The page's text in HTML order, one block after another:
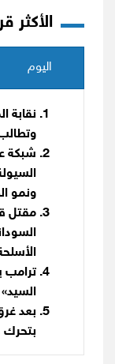
الأكثر
اليوم
نقابة
شبكة
ونمو
مقتل
ترامب
بعد
بتحرك